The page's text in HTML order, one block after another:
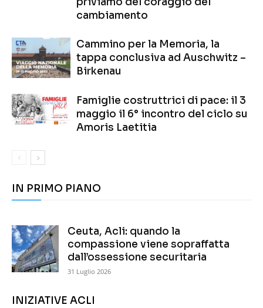
cambiamento
Cammino per la Memoria, la
tappa conclusiva ad Auschwitz –
Birkenau
Famiglie costruttrici di pace: il 3
maggio il 6° incontro del ciclo su
Amoris Laetitia
IN PRIMO PIANO
Ceuta, Acli: quando la
compassione viene sopraffatta
dall’ossessione securitaria
31 Luglio 2026
INIZIATIVE ACLI